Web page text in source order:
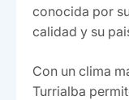
conocida por
calidad y su
Con un clima
Turrialba